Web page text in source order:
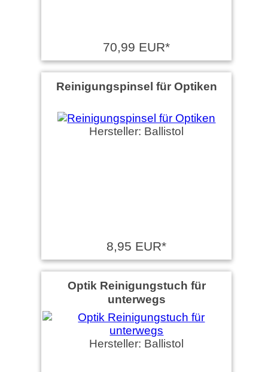
70,99 EUR*
Reinigungspinsel für Optiken
Hersteller: Ballistol
8,95 EUR*
Optik Reinigungstuch für
unterwegs
Hersteller: Ballistol